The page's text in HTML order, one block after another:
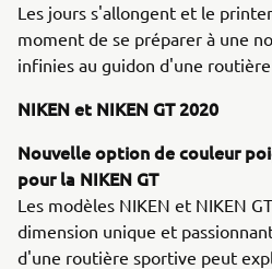
Les jours s'allongent et le
moment de se préparer à une
infinies au guidon d'une
NIKEN et NIKEN GT 2020
Nouvelle option de couleur
pour la NIKEN GT
Les modèles NIKEN et NIKEN
dimension unique et
d'une routière sportive peut